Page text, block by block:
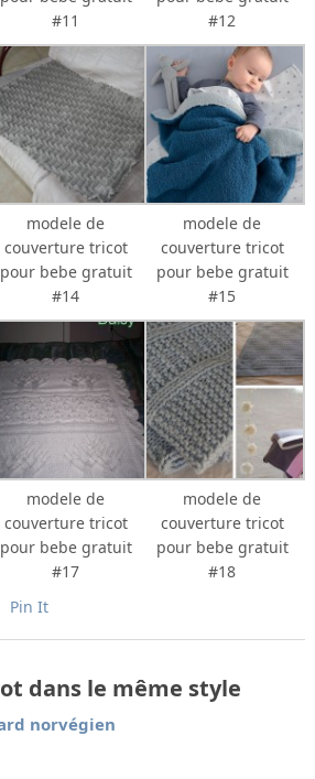
#11
#12
modele de
couverture tricot
pour bebe gratuit
#14
modele de
couverture tricot
pour bebe gratuit
#15
modele de
couverture tricot
pour bebe gratuit
#17
modele de
couverture tricot
pour bebe gratuit
#18
Pin It
dans le même style
norvégien